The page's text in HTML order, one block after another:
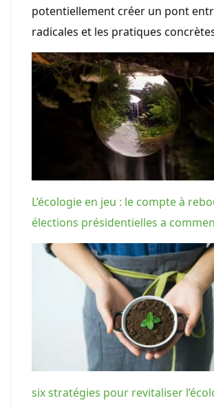
potentiellement créer un pont
radicales et les pratiques
L’écologie en jeu : le compte à
élections présidentielles a
six stratégies pour revitaliser